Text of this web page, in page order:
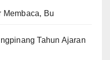
Membaca, Bu
Tahun Ajaran